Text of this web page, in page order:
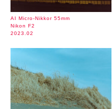
AI Micro-Nikkor 55mm
Nikon F2
2023.02